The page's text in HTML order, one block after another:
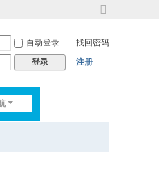
到
自动登录
找回密码
登录 注册